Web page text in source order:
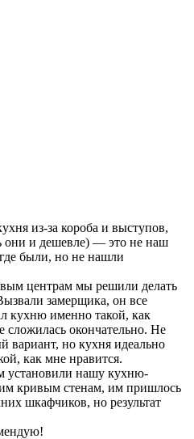
из-за короба и выступов,
они и дешевле) — это не наш
были, но не нашли
центрам мы решили делать
замерщика, он все
кухню именно такой, как
сложилась окончательно. Не
вариант, но кухня идеально
как мне нравится.
установили нашу кухню-
кривым стенам, им пришлось
шкафчиков, но результат